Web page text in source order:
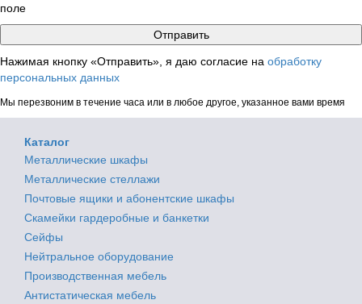
поле
Нажимая кнопку «Отправить», я даю согласие на обработку
персональных данных
Мы перезвоним в течение часа или в любое другое, указанное вами время
Каталог
Металлические шкафы
Металлические стеллажи
Почтовые ящики и абонентские шкафы
Скамейки гардеробные и банкетки
Сейфы
Нейтральное оборудование
Производственная мебель
Антистатическая мебель